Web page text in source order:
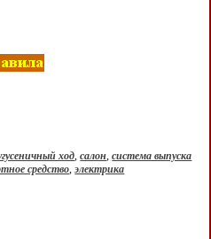
ход,салон,система выпуска
средство,электрика